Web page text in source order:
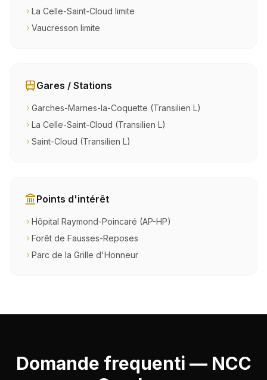
La Celle-Saint-Cloud limite
Vaucresson limite
Gares / Stations
Garches-Marnes-la-Coquette (Transilien L)
La Celle-Saint-Cloud (Transilien L)
Saint-Cloud (Transilien L)
Points d'intérêt
Hôpital Raymond-Poincaré (AP-HP)
Forêt de Fausses-Reposes
Parc de la Grille d'Honneur
Domande frequenti — NCC